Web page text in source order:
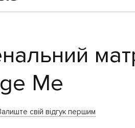
Me
свій відгук першим